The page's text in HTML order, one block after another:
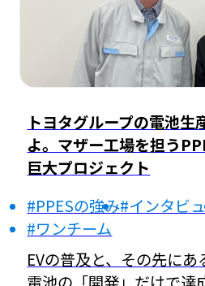
トヨタグループの電池生
よ。マザー工場を担う
巨大プロジェクト
#PPESの強み#インタビ
#ワンチーム
EVの普及と、その先にあ